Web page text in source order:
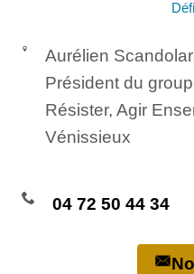
Aurélien
Président du
Résister, Agir
Vénissieux
04 72 50 44 34